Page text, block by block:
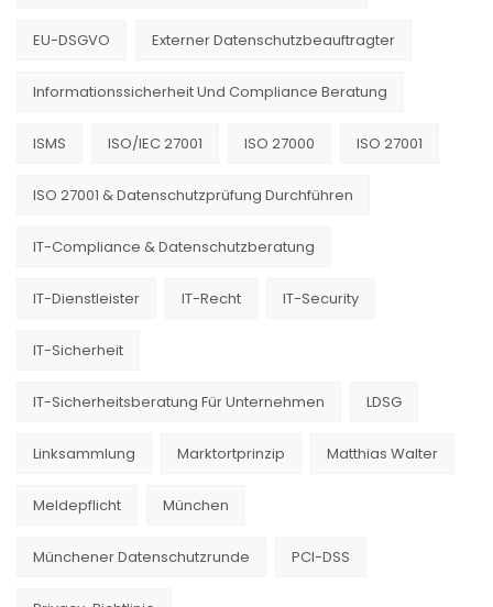
EU-DSGVO Externer Datenschutzbeauftragter
Informationssicherheit Und Compliance Beratung
ISMS ISO/IEC 27001 ISO 27000 ISO 27001
ISO 27001 & Datenschutzprüfung Durchführen
IT-Compliance & Datenschutzberatung
IT-Dienstleister IT-Recht IT-Security
IT-Sicherheit
IT-Sicherheitsberatung Für Unternehmen LDSG
Linksammlung Marktortprinzip Matthias Walter
Meldepflicht München
Münchener Datenschutzrunde PCI-DSS